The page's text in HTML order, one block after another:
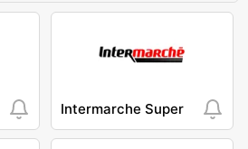
Intermarche Super